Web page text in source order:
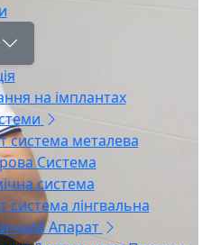
на імплантах
система металева
Система
система
система лінгвальна
Апарат